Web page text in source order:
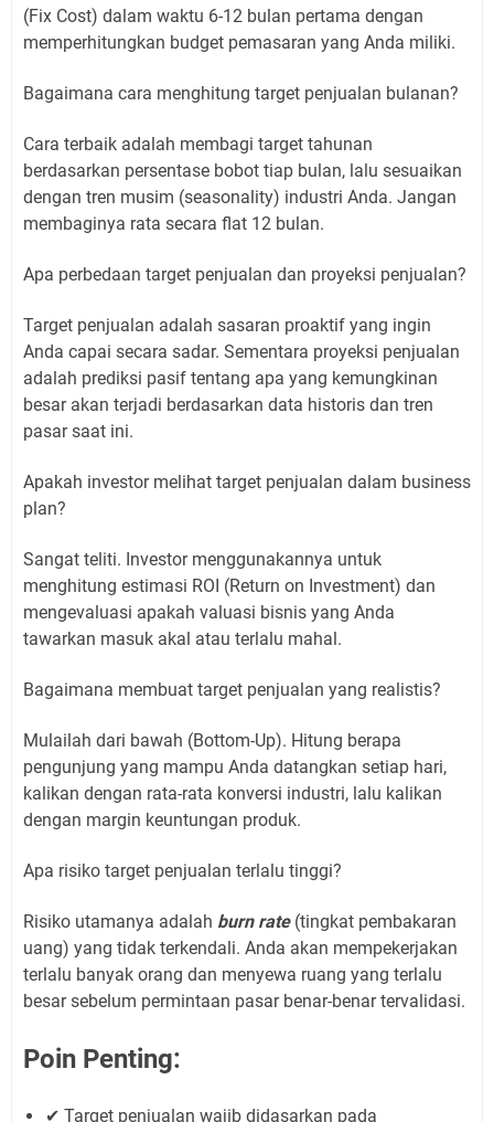
(Fix Cost) dalam waktu 6-12 bulan pertama dengan
memperhitungkan budget pemasaran yang Anda miliki.
Bagaimana cara menghitung target penjualan bulanan?
Cara terbaik adalah membagi target tahunan
berdasarkan persentase bobot tiap bulan, lalu sesuaikan
dengan tren musim (seasonality) industri Anda. Jangan
membaginya rata secara flat 12 bulan.
Apa perbedaan target penjualan dan proyeksi penjualan?
Target penjualan adalah sasaran proaktif yang ingin
Anda capai secara sadar. Sementara proyeksi penjualan
adalah prediksi pasif tentang apa yang kemungkinan
besar akan terjadi berdasarkan data historis dan tren
pasar saat ini.
Apakah investor melihat target penjualan dalam business
plan?
Sangat teliti. Investor menggunakannya untuk
menghitung estimasi ROI (Return on Investment) dan
mengevaluasi apakah valuasi bisnis yang Anda
tawarkan masuk akal atau terlalu mahal.
Bagaimana membuat target penjualan yang realistis?
Mulailah dari bawah (Bottom-Up). Hitung berapa
pengunjung yang mampu Anda datangkan setiap hari,
kalikan dengan rata-rata konversi industri, lalu kalikan
dengan margin keuntungan produk.
Apa risiko target penjualan terlalu tinggi?
Risiko utamanya adalah burn rate(tingkat pembakaran
uang) yang tidak terkendali. Anda akan mempekerjakan
terlalu banyak orang dan menyewa ruang yang terlalu
besar sebelum permintaan pasar benar-benar tervalidasi.
Poin Penting:
✔ Target penjualan wajib didasarkan pada